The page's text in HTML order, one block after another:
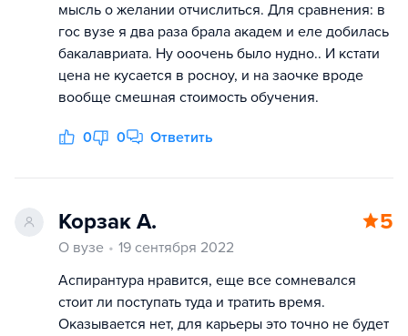
мысль о желании отчислиться. Для сравнения: в
гос вузе я два раза брала академ и еле добилась
бакалавриата. Ну ооочень было нудно.. И кстати
цена не кусается в росноу, и на заочке вроде
вообще смешная стоимость обучения.
0 0 Ответить
Корзак А. 5
О вузе
19 сентября 2022
Аспирантура нравится, еще все сомневался
стоит ли поступать туда и тратить время.
Оказывается нет, для карьеры это точно не будет